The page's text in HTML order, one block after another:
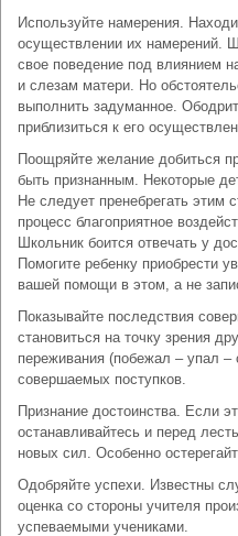
Используйте намерения.
осуществлении их намерений.
свое поведение под влиянием
и слезам матери. Но
выполнить задуманное.
приблизиться к его
Поощряйте желание добиться
быть признанным. Некоторые
Не следует пренебрегать этим
процесс благоприятное
Школьник боится отвечать у
Помогите ребенку приобрести
вашей помощи в этом, а не
Показывайте последствия
становиться на точку зрения
переживания (побежал – упал
совершаемых поступков.
Признание достоинства. Если
останавливайтесь и перед
новых сил. Особенно
Одобряйте успехи. Известны
оценка со стороны учителя
успеваемыми учениками.